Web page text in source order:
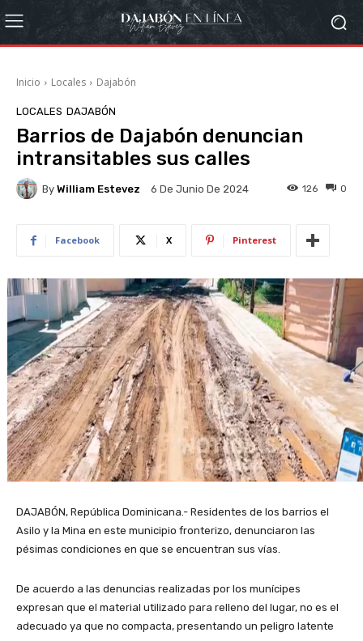
Inicio Locales Dajabón
LOCALES DAJABÓN
Barrios de Dajabón denuncian
intransitables sus calles
By William Estevez 6 De Junio De 2024 0
126
Facebook X Pinterest
DAJABÓN, República Dominicana.- Residentes de los barrios el
Asilo y la Mina en este municipio fronterizo, denunciaron las
pésimas condiciones en que se encuentran sus vías.
De acuerdo a las denuncias realizadas por los munícipes
expresan que el material utilizado para relleno del lugar, no es el
adecuado ya que no compacta, presentando un peligro latente